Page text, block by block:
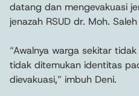
datang dan mengevakuasi
jenazah RSUD dr. Moh.
“Awalnya warga sekitar
tidak ditemukan identitas
dievakuasi,” imbuh Deni.